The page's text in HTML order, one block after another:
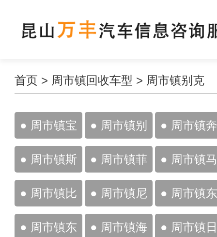
首页 > 周市镇回收车型 > 周市镇别克
● 周市镇宝
马
● 周市镇别
克
● 周市镇奔
驰
● 周市镇斯
柯达
● 周市镇菲
亚特
● 周市镇马
自达
● 周市镇比
亚迪
● 周市镇尼
桑
● 周市镇东
风
● 周市镇东 ● 周市镇海 ● 周市镇日